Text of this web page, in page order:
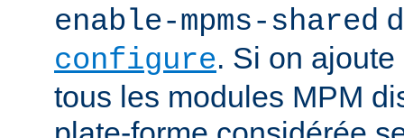
enable-mpms-shared
configure. Si on
tous les modules MPM